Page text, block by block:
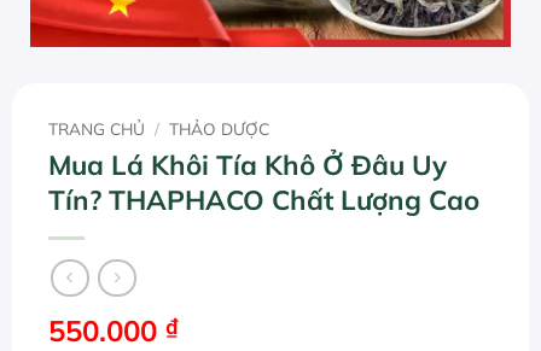
TRANG CHỦ / THẢO DƯỢC
Mua Lá Khôi Tía Khô Ở Đâu Uy
Tín? THAPHACO Chất Lượng Cao
550.000 ₫